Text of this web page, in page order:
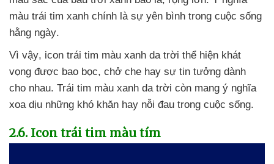
màu trái tim xanh chính là sự yên bình trong cuộc sống
hằng ngày.
Vì vậy, icon trái tim màu xanh da trời thể hiện khát
vọng được bao bọc, chở che hay sự tin tưởng dành
cho nhau. Trái tim màu xanh da trời còn mang ý nghĩa
xoa dịu những khó khăn hay nỗi đau trong cuộc sống.
2.6. Icon trái tim màu tím